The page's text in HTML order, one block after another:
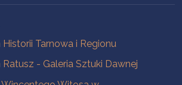
Tarnowa i Regionu
Ratusz - Galeria Sztuki Dawnej